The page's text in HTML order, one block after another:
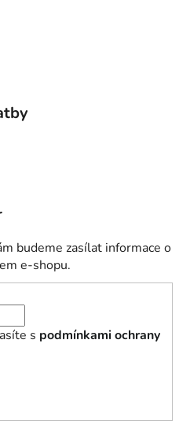
budeme zasílat informace o
e-shopu.
s podmínkami ochrany